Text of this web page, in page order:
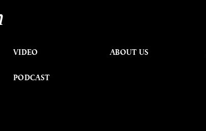
VIDEO
PODCAST
ABOUT US